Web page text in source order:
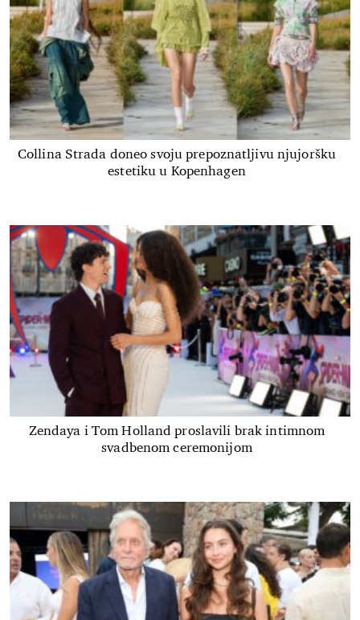
Collina Strada doneo svoju prepoznatljivu njujoršku
estetiku u Kopenhagen
Zendaya i Tom Holland proslavili brak intimnom
svadbenom ceremonijom